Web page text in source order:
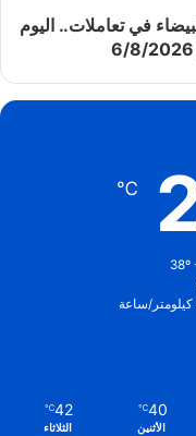
في تعاملات.. اليوم
℃
40
℃
الأثنين
42
℃
الثلاثاء